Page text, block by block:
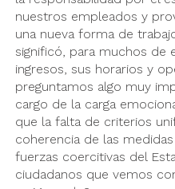
nuestros empleados y
una nueva forma de
significó, para muchos de
ingresos, sus horarios y
preguntamos algo muy
cargo de la carga
que la falta de criterios
coherencia de las
fuerzas coercitivas del
ciudadanos que vemos